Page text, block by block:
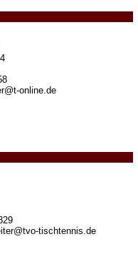
online.de
tischtennis.de